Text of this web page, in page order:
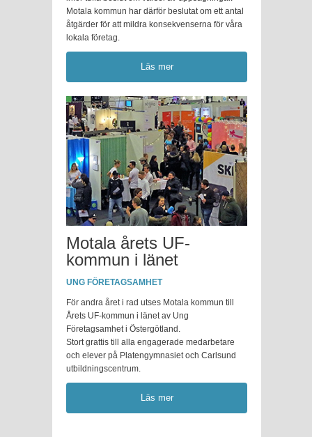
Motala kommun har därför beslutat om ett antal
åtgärder för att mildra konsekvenserna för våra
lokala företag.
Läs mer
Motala årets UF-
kommun i länet
UNG FÖRETAGSAMHET
För andra året i rad utses Motala kommun till
Årets UF-kommun i länet av Ung
Företagsamhet i Östergötland.
Stort grattis till alla engagerade medarbetare
och elever på Platengymnasiet och Carlsund
utbildningscentrum.
Läs mer